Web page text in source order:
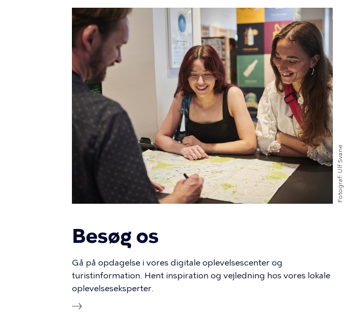
Fotograf
Ulf Svane
Besøg os
Gå på opdagelse i vores digitale oplevelsescenter og
turistinformation. Hent inspiration og vejledning hos vores lokale
oplevelseseksperter.